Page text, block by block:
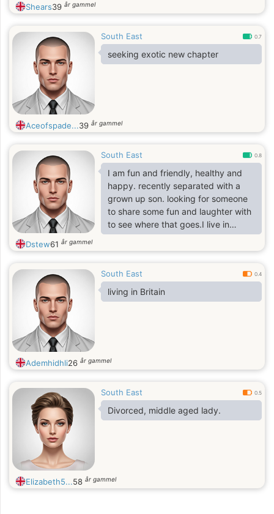
Shears39 år gammel
South East 0.7
seeking exotic new chapter
Aceofspade...39 år gammel
South East 0.8
I am fun and friendly, healthy and
happy. recently separated with a
grown up son. looking for someone
to share some fun and laughter with
to see where that goes.I live in
England.
Dstew61 år gammel
South East 0.4
living in Britain
Ademhidhli26 år gammel
South East 0.5
Divorced, middle aged lady.
Elizabeth5...58 år gammel